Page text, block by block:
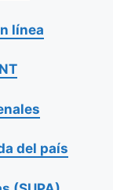
línea
del país